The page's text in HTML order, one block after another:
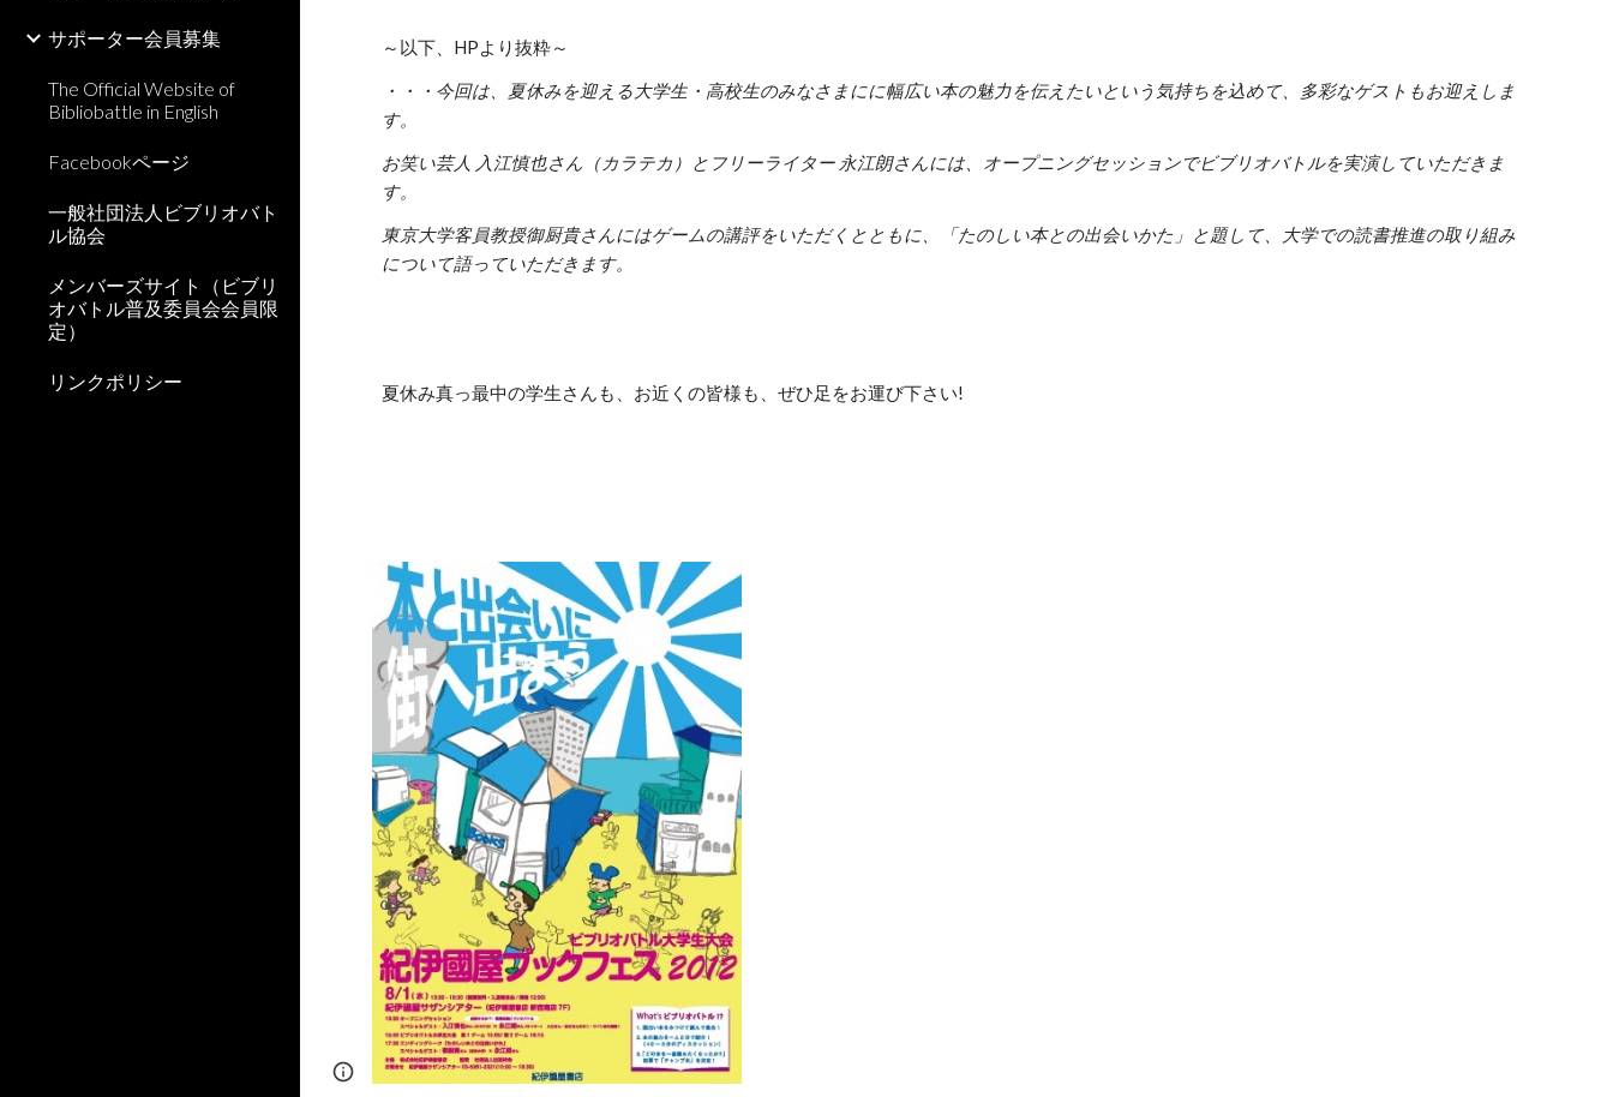
サポーター会員募集
The Official Website of
Bibliobattle in English
Facebookページ
一般社団法人ビブリオバト
ル協会
メンバーズサイト（ビブリ
オバトル普及委員会会員限
定）
リンクポリシー
～以下、HPより抜粋～
・・・今回は、夏休みを迎える大学生・高校生のみなさまにに幅広い本の魅力を伝えたいという気持ちを込めて、多彩なゲストもお迎えしま
す。
お笑い芸人 入江慎也さん（カラテカ）とフリーライター 永江朗さんには、オープニングセッションでビブリオバトルを実演していただきま
す。
東京大学客員教授御厨貴さんにはゲームの講評をいただくとともに、「たのしい本との出会いかた」と題して、大学での読書推進の取り組み
について語っていただきます。
夏休み真っ最中の学生さんも、お近くの皆様も、ぜひ足をお運び下さい!
Page
Google Sites Report abuse